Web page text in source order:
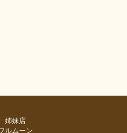
姉妹店
ルムーン